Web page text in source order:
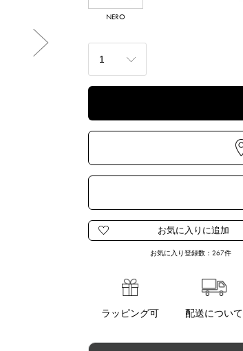
NERO
お気に入り登録数：267件
ラッピング可 配送について